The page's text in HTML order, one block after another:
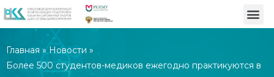
Главная »Новости »
Более 500 студентов-медиков ежегодно практикуются в